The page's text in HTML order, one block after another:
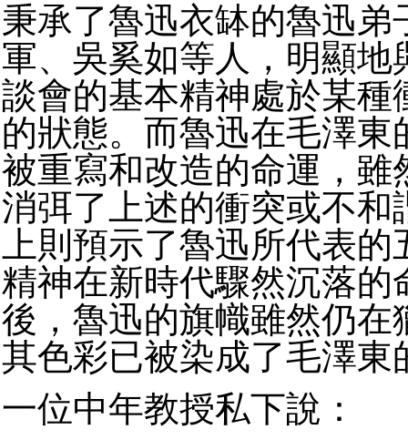
秉承了魯迅衣缽的魯迅弟
軍、吳奚如等人，明顯地
談會的基本精神處於某種
的狀態。而魯迅在毛澤東
被重寫和改造的命運，雖
消弭了上述的衝突或不和
上則預示了魯迅所代表
精神在新時代驟然沉落的
後，魯迅的旗幟雖然仍在
其色彩已被染成了毛澤東
一位中年教授私下說：